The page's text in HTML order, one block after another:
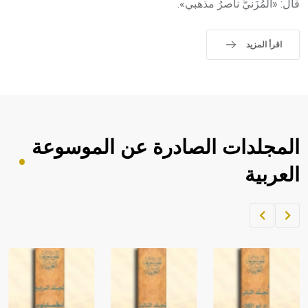
قال: «المُزَنيُّ ناصرُ مذهبي».
اقرأ المزيد
المجلدات الصادرة عن الموسوعة
العربية